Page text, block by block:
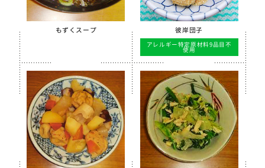
ほぐしささみ（水煮）
美ら海育ちもずく
【只今休売中】青大豆ペースト
白花豆&白いんげん豆ペースト
スクールがんもどき（Ca・Fe）
スクール糸かまぼこ
スクールちくわ
【只今休売中】スクールかにボール
もずくスープ 彼岸団子
アレルギー特定原材料9品目不
使用